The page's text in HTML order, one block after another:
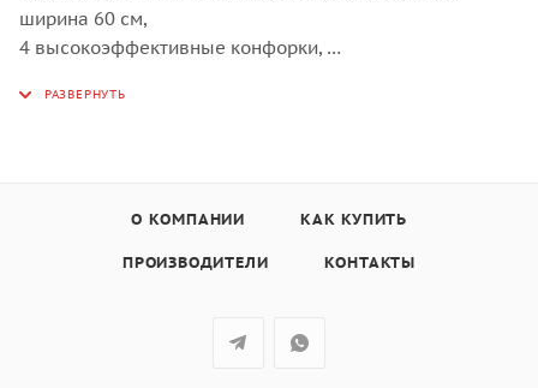
ширина 60 см,
4 высокоэффективные конфорки,
автоматический электроподжиг,
в комплекте - чугунная подставка WOK,
О КОМПАНИИ КАК КУПИТЬ
ПРОИЗВОДИТЕЛИ КОНТАКТЫ